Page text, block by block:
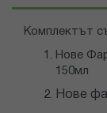
Комплектът
Нове
150мл
Нове